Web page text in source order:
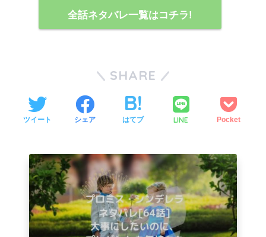
全話ネタバレ一覧はコチラ!
SHARE
ツイート シェア はてブ LINE Pocket